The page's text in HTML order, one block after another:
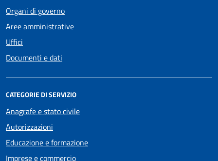
Organi di governo
Aree amministrative
Uffici
Documenti e dati
CATEGORIE DI SERVIZIO
Anagrafe e stato civile
Autorizzazioni
Educazione e formazione
Imprese e commercio